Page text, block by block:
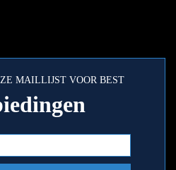
MAILLIJST VOOR BEST